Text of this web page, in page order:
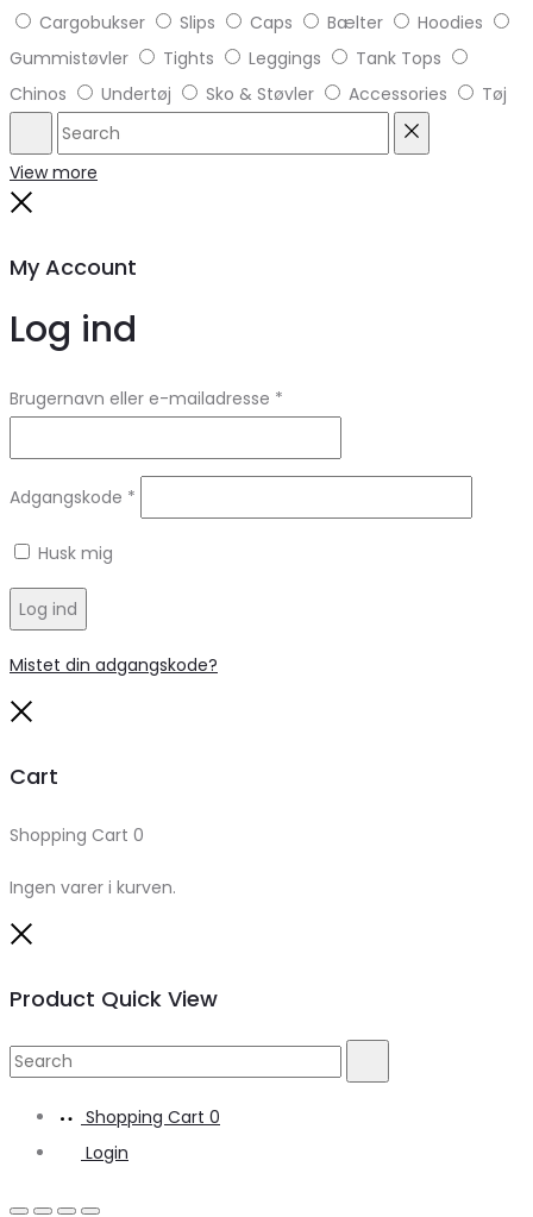
Cargobukser
Slips Caps Bælter
Hoodies
Gummistøvler
Tights Leggings
Tank Tops
Chinos
Undertøj Sko & Støvler Accessories Tøj
Search
View more
My Account
Log ind
Brugernavn eller e-mailadresse *
Adgangskode *
Husk mig
Log ind
Mistet din adgangskode?
Cart
Shopping Cart 0
Ingen varer i kurven.
Product Quick View
Search
Shopping Cart 0
Login